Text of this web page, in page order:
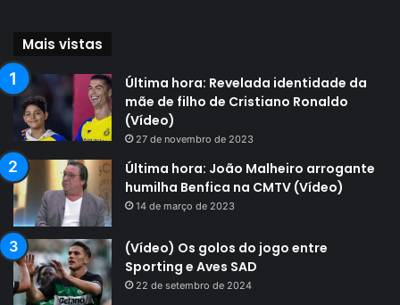
Mais vistas
Última hora: Revelada identidade da
mãe de filho de Cristiano Ronaldo
(Vídeo)
27 de novembro de 2023
Última hora: João Malheiro arrogante
humilha Benfica na CMTV (Vídeo)
14 de março de 2023
(Vídeo) Os golos do jogo entre
Sporting e Aves SAD
22 de setembro de 2024